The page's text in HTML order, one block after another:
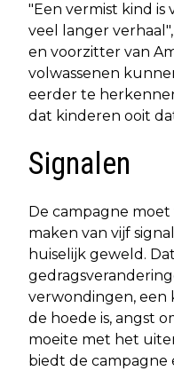
"Een vermist kind is
veel langer
en voorzitter van
volwassenen
eerder te
dat kinderen ooit
Signalen
De campagne
maken van vijf
huiselijk geweld.
verwondingen,
de hoede is, angst
moeite met het
biedt de campagne